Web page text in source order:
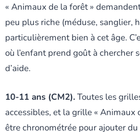
« Animaux de la forêt »
peu plus riche (méduse, sanglier,
particulièrement bien à cet âge.
où l’enfant prend goût à chercher
d’aide.
10-11 ans (CM2).Toutes les
accessibles, et la grille « Animaux
être chronométrée pour ajouter